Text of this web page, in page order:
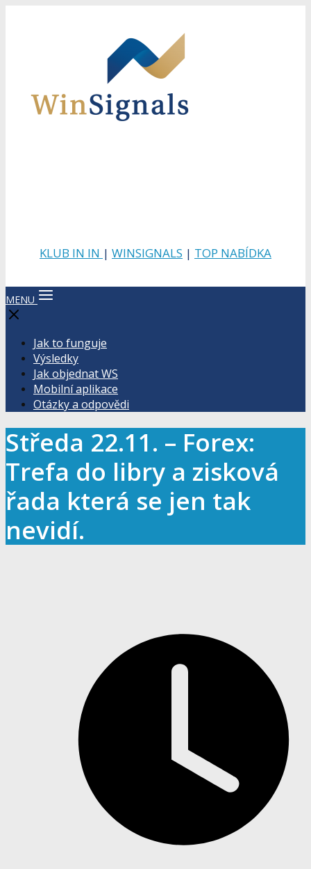
KLUB IN IN | WINSIGNALS | TOP NABÍDKA
MENU
Jak to funguje
Výsledky
Jak objednat WS
Mobilní aplikace
Otázky a odpovědi
Středa 22.11. – Forex:
Trefa do libry a zisková
řada která se jen tak
nevidí.